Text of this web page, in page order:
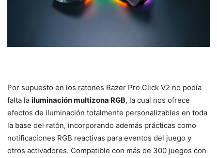
Por supuesto en los ratones Razer Pro Click V2 no podía
falta la iluminación multizona RGB, la cual nos ofrece
efectos de iluminación totalmente personalizables en toda
la base del ratón, incorporando además prácticas como
notificaciones RGB reactivas para eventos del juego y
otros activadores. Compatible con más de 300 juegos con